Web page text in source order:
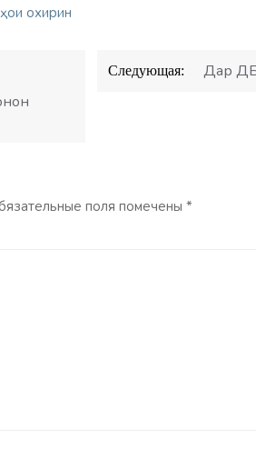
охирин
Следующая: Дар
поля помечены *